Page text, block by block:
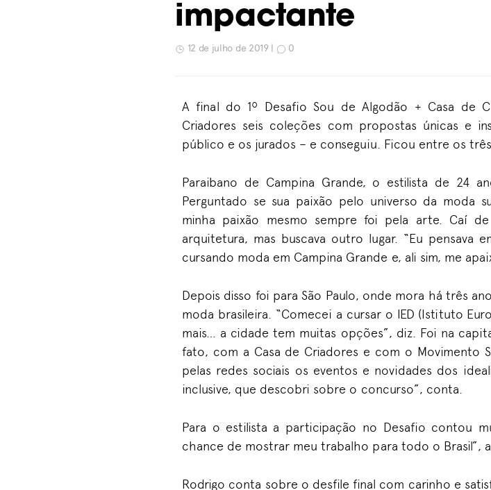
impactante
12 de julho de 2019 | 0
A final do 1º Desafio Sou de Algodão + Casa de
Criadores seis coleções com propostas únicas e
público e os jurados – e conseguiu. Ficou entre os
Paraibano de Campina Grande, o estilista de 24
Perguntado se sua paixão pelo universo da moda
minha paixão mesmo sempre foi pela arte. Caí
arquitetura, mas buscava outro lugar. “Eu
cursando moda em Campina Grande e, ali sim, me
Depois disso foi para São Paulo, onde mora há três
moda brasileira. “Comecei a cursar o IED (Istituto
mais… a cidade tem muitas opções”, diz. Foi na
fato, com a Casa de Criadores e com o Movimento
pelas redes sociais os eventos e novidades dos
inclusive, que descobri sobre o concurso”, conta.
Para o estilista a participação no Desafio contou
chance de mostrar meu trabalho para todo o Brasil”,
Rodrigo conta sobre o desfile final com carinho e